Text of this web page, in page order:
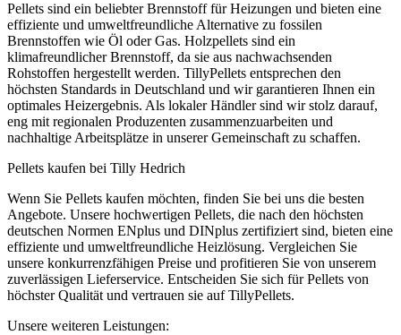
Pellets sind ein beliebter Brennstoff für Heizungen und bieten eine
effiziente und umweltfreundliche Alternative zu fossilen
Brennstoffen wie Öl oder Gas. Holzpellets sind ein
klimafreundlicher Brennstoff, da sie aus nachwachsenden
Rohstoffen hergestellt werden. TillyPellets entsprechen den
höchsten Standards in Deutschland und wir garantieren Ihnen ein
optimales Heizergebnis. Als lokaler Händler sind wir stolz darauf,
eng mit regionalen Produzenten zusammenzuarbeiten und
nachhaltige Arbeitsplätze in unserer Gemeinschaft zu schaffen.
Pellets kaufen bei Tilly Hedrich
Wenn Sie Pellets kaufen möchten, finden Sie bei uns die besten
Angebote. Unsere hochwertigen Pellets, die nach den höchsten
deutschen Normen ENplus und DINplus zertifiziert sind, bieten eine
effiziente und umweltfreundliche Heizlösung. Vergleichen Sie
unsere konkurrenzfähigen Preise und profitieren Sie von unserem
zuverlässigen Lieferservice. Entscheiden Sie sich für Pellets von
höchster Qualität und vertrauen sie auf TillyPellets.
Unsere weiteren Leistungen: